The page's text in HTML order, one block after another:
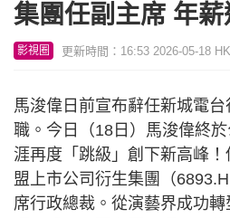
集團任副主席 年
影視圈 更新時間：16:53 2026-05-18
馬浚偉日前宣布辭任新城電
職。今日（18日）馬浚偉終
涯再度「跳級」創下新高峰
盟上市公司衍生集團（
席行政總裁。從演藝界成功